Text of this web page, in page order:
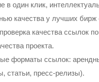
в один клик,
качества у лучших бирж
качества ссылок
проекта.
форматы ссылок:
статьи, пресс-релизы).